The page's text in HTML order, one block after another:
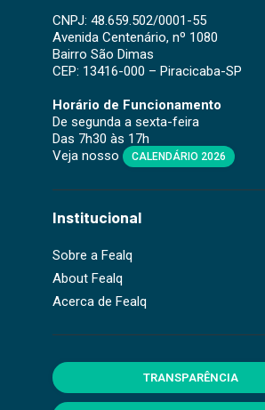
CNPJ: 48.659.502/0001-55
Avenida Centenário, nº 1080
Bairro São Dimas
CEP: 13416-000 – Piracicaba-SP
Horário de Funcionamento
De segunda a sexta-feira
Das 7h30 às 17h
Veja nosso
CALENDÁRIO 2026
Institucional
Sobre a Fealq
About Fealq
Acerca de Fealq
TRANSPARÊNCIA